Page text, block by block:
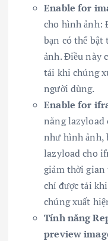
Enable for
cho hình ảnh:
bạn có thể
ảnh. Điều này
tải khi chúng
người dùng.
Enable for
năng lazyload
như hình ảnh,
lazyload cho
giảm thời
chỉ được tải
chúng xuất
Tính năng
preview